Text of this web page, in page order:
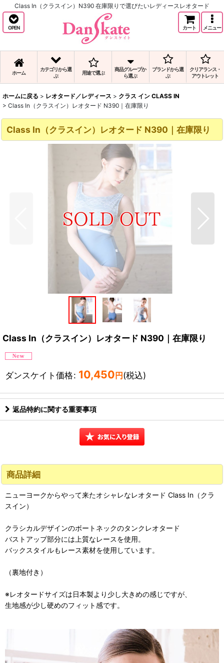
Class In（クラスイン）N390 在庫限りで選びたいレディースレオタード
OPEN カート メニュー
ホーム
カテゴリから選
ぶ
用途で選ぶ
商品グループか
ら選ぶ
ブランドから選
ぶ
クリアランス・
アウトレット
ホームに戻る > レオタード／レディース > クラス イン CLASS IN
> Class In（クラスイン）レオタード N390｜在庫限り
Class In（クラスイン）レオタード N390｜在庫限り
Class In（クラスイン）レオタード N390｜在庫限り
ダンスケイト価格: 10,450 円 (税込)
返品特約に関する重要事項
商品詳細
ニューヨークからやって来たオシャレなレオタード Class In（クラ
スイン）
クラシカルデザインのボートネックのタンクレオタード
バストアップ部分には上質なレースを使用。
バックスタイルもレース素材を使用しています。
（裏地付き）
※レオタードサイズは日本製より少し大きめの感じですが、
生地感が少し硬めのフィット感です。